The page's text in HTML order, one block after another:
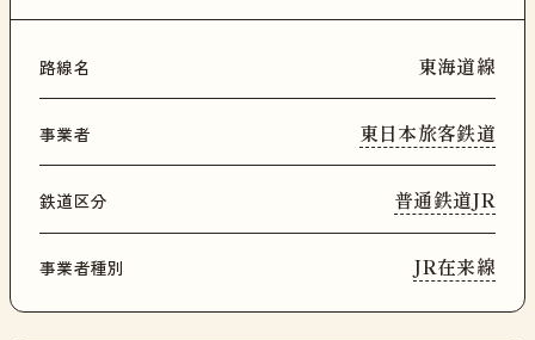
路線名 東海道線
事業者 東日本旅客鉄道
鉄道区分 普通鉄道JR
事業者種別 JR在来線